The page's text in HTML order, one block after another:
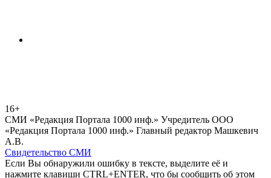
16+
СМИ «Редакция Портала 1000 инф.» Учредитель ООО
«Редакция Портала 1000 инф.» Главный редактор Машкевич
А.В.
Свидетельство СМИ
Если Вы обнаружили ошибку в тексте, выделите её и
нажмите клавиши CTRL+ENTER, что бы сообщить об этом